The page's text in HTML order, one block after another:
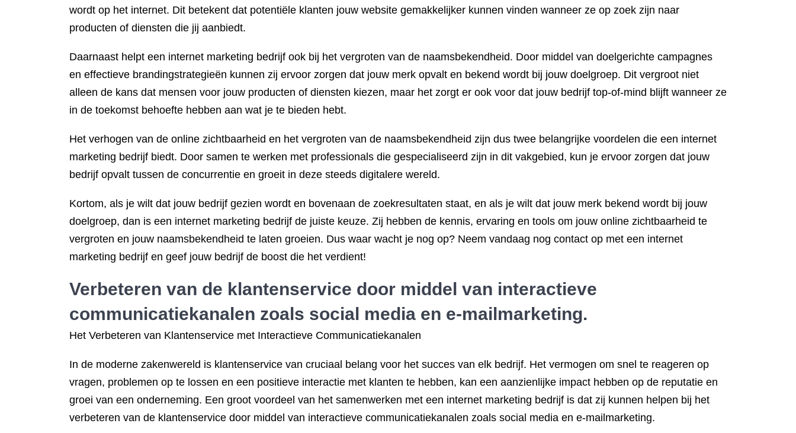
wordt op het internet. Dit betekent dat potentiële klanten jouw website gemakkelijker kunnen vinden wanneer ze op zoek zijn naar
producten of diensten die jij aanbiedt.
Daarnaast helpt een internet marketing bedrijf ook bij het vergroten van de naamsbekendheid. Door middel van doelgerichte campagnes
en effectieve brandingstrategieën kunnen zij ervoor zorgen dat jouw merk opvalt en bekend wordt bij jouw doelgroep. Dit vergroot niet
alleen de kans dat mensen voor jouw producten of diensten kiezen, maar het zorgt er ook voor dat jouw bedrijf top-of-mind blijft wanneer ze
in de toekomst behoefte hebben aan wat je te bieden hebt.
Het verhogen van de online zichtbaarheid en het vergroten van de naamsbekendheid zijn dus twee belangrijke voordelen die een internet
marketing bedrijf biedt. Door samen te werken met professionals die gespecialiseerd zijn in dit vakgebied, kun je ervoor zorgen dat jouw
bedrijf opvalt tussen de concurrentie en groeit in deze steeds digitalere wereld.
Kortom, als je wilt dat jouw bedrijf gezien wordt en bovenaan de zoekresultaten staat, en als je wilt dat jouw merk bekend wordt bij jouw
doelgroep, dan is een internet marketing bedrijf de juiste keuze. Zij hebben de kennis, ervaring en tools om jouw online zichtbaarheid te
vergroten en jouw naamsbekendheid te laten groeien. Dus waar wacht je nog op? Neem vandaag nog contact op met een internet
marketing bedrijf en geef jouw bedrijf de boost die het verdient!
Verbeteren van de klantenservice door middel van interactieve
communicatiekanalen zoals social media en e-mailmarketing.
Het Verbeteren van Klantenservice met Interactieve Communicatiekanalen
In de moderne zakenwereld is klantenservice van cruciaal belang voor het succes van elk bedrijf. Het vermogen om snel te reageren op
vragen, problemen op te lossen en een positieve interactie met klanten te hebben, kan een aanzienlijke impact hebben op de reputatie en
groei van een onderneming. Een groot voordeel van het samenwerken met een internet marketing bedrijf is dat zij kunnen helpen bij het
verbeteren van de klantenservice door middel van interactieve communicatiekanalen zoals social media en e-mailmarketing.